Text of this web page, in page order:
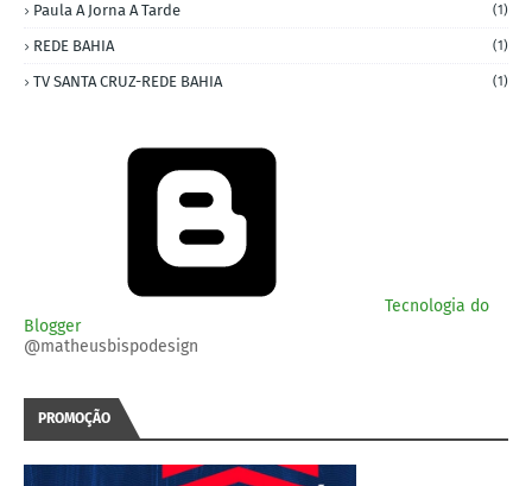
Paula A Jorna A Tarde (1)
REDE BAHIA (1)
TV SANTA CRUZ-REDE BAHIA (1)
Tecnologia do
Blogger
@matheusbispodesign
PROMOÇÃO